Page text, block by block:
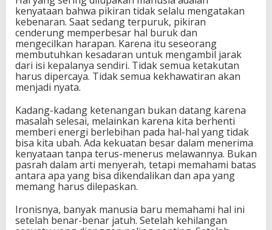
kenyataan bahwa pikiran tidak selalu mengatakan
kebenaran. Saat sedang terpuruk, pikiran
cenderung memperbesar hal buruk dan
mengecilkan harapan. Karena itu seseorang
membutuhkan kesadaran untuk mengambil jarak
dari isi kepalanya sendiri. Tidak semua ketakutan
harus dipercaya. Tidak semua kekhawatiran akan
menjadi nyata.
Kadang-kadang ketenangan bukan datang karena
masalah selesai, melainkan karena kita berhenti
memberi energi berlebihan pada hal-hal yang tidak
bisa kita ubah. Ada kekuatan besar dalam menerima
kenyataan tanpa terus-menerus melawannya. Bukan
pasrah dalam arti menyerah, tetapi memahami batas
antara apa yang bisa dikendalikan dan apa yang
memang harus dilepaskan.
Ironisnya, banyak manusia baru memahami hal ini
setelah benar-benar jatuh. Setelah kehilangan